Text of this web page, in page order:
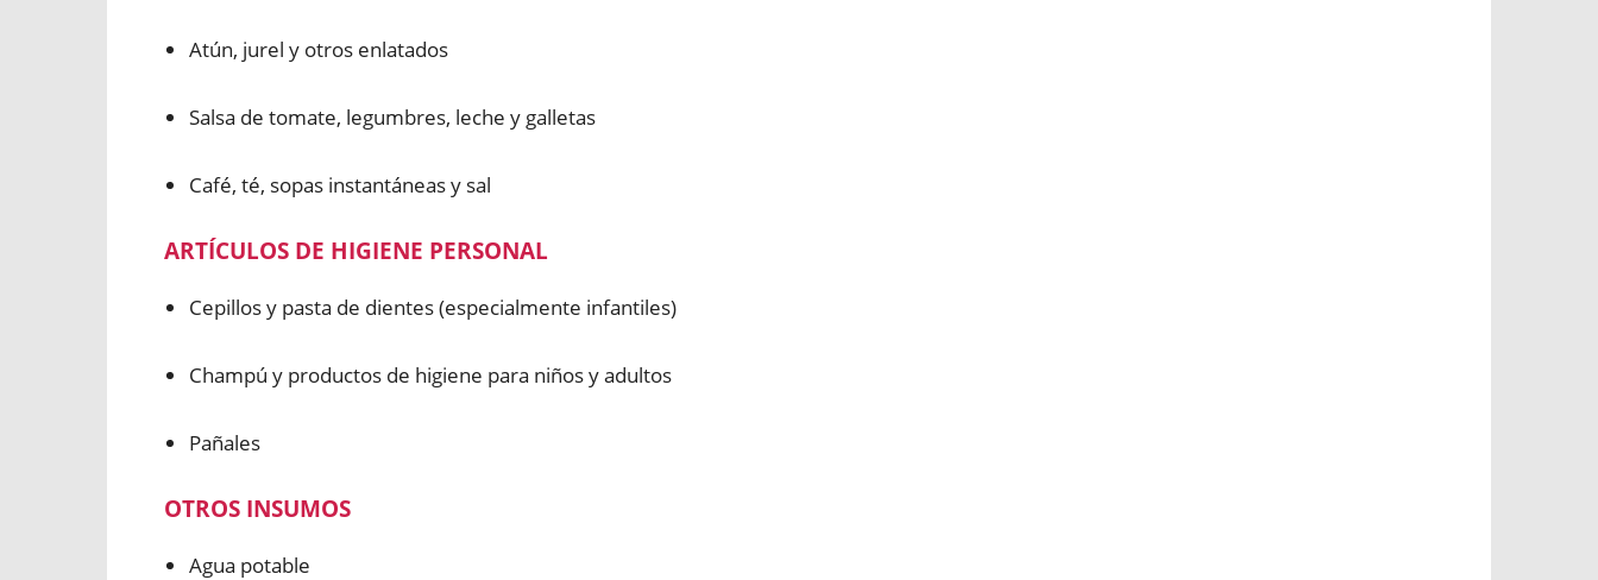
Atún, jurel y otros enlatados
Salsa de tomate, legumbres, leche y galletas
Café, té, sopas instantáneas y sal
ARTÍCULOS DE HIGIENE PERSONAL
Cepillos y pasta de dientes (especialmente infantiles)
Champú y productos de higiene para niños y adultos
Pañales
OTROS INSUMOS
Agua potable